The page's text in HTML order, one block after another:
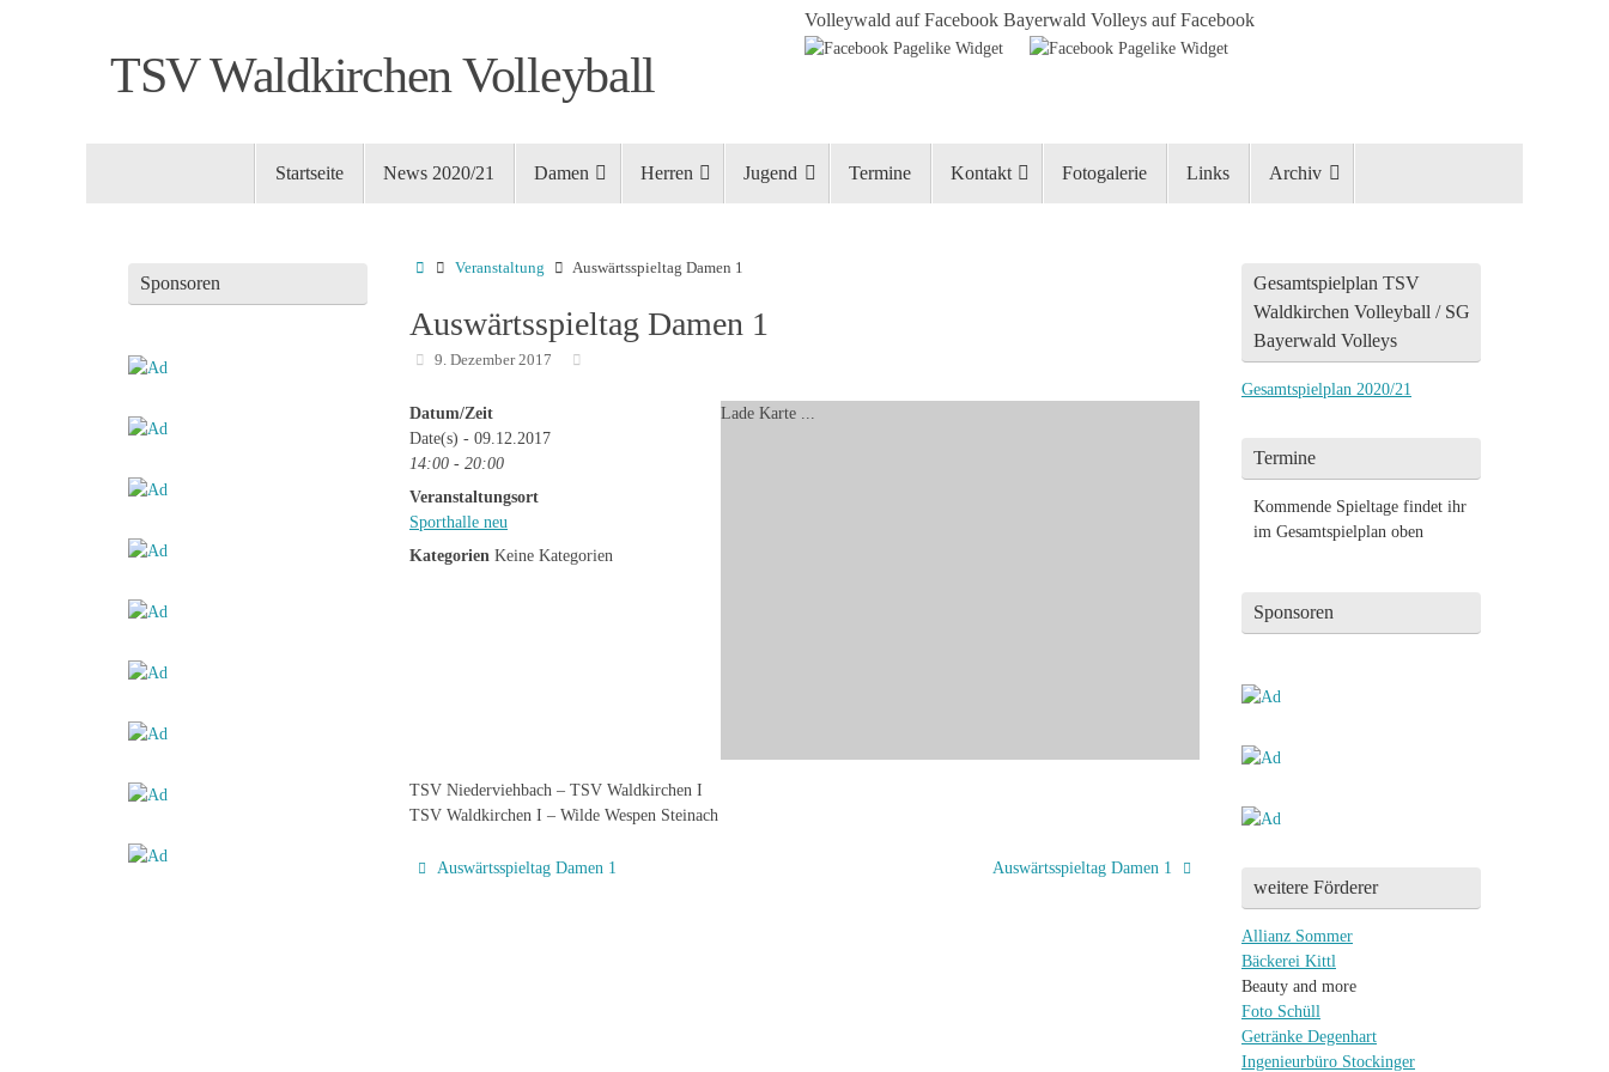
TSV Waldkirchen Volleyball
Volleywald auf Facebook Bayerwald Volleys auf Facebook
Startseite News 2020/21 Damen Herren Jugend Termine Kontakt Fotogalerie Links Archiv
Startseite
Veranstaltung Auswärtsspieltag Damen 1
Auswärtsspieltag Damen 1
9. Dezember 2017
Lade Karte ...
Datum/Zeit
Date(s) - 09.12.2017
14:00 - 20:00
Veranstaltungsort
Sporthalle neu
Kategorien Keine Kategorien
TSV Niederviehbach – TSV Waldkirchen I
TSV Waldkirchen I – Wilde Wespen Steinach
Auswärtsspieltag Damen 1 Auswärtsspieltag Damen 1
Sponsoren
Gesamtspielplan TSV
Waldkirchen Volleyball / SG
Bayerwald Volleys
Gesamtspielplan 2020/21
Termine
Kommende Spieltage findet ihr
im Gesamtspielplan oben
Sponsoren
weitere Förderer
Allianz Sommer
Bäckerei Kittl
Beauty and more
Foto Schüll
Getränke Degenhart
Ingenieurbüro Stockinger